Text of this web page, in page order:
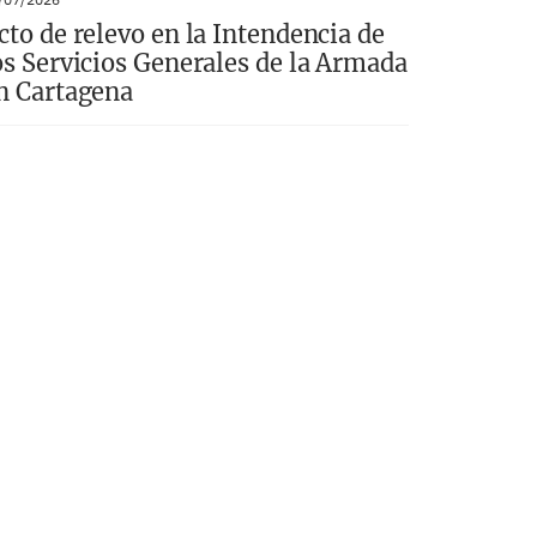
de relevo en la Intendencia de
Servicios Generales de la Armada
Cartagena